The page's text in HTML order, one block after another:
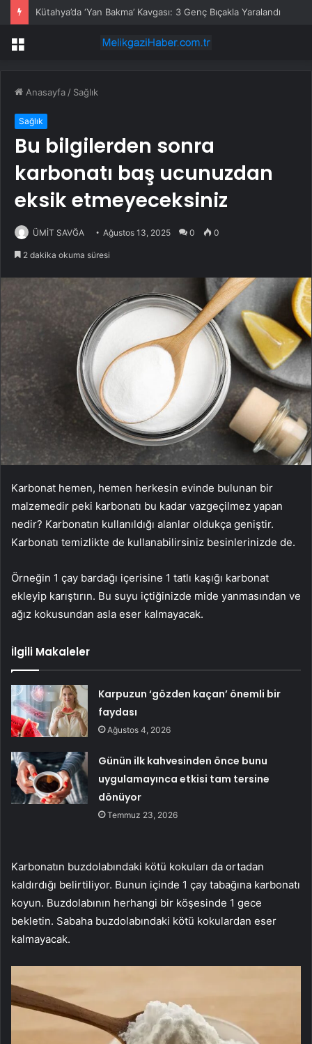
Kütahya’da ‘Yan Bakma’ Kavgası: 3 Genç Bıçakla Yaralandı
Menü
Anasayfa / Sağlık
Sağlık
Bu bilgilerden sonra
karbonatı baş ucunuzdan
eksik etmeyeceksiniz
ÜMİT SAVĞA Ağustos 13, 2025 0 0
2 dakika okuma süresi
Karbonat hemen, hemen herkesin evinde bulunan bir
malzemedir peki karbonatı bu kadar vazgeçilmez yapan
nedir? Karbonatın kullanıldığı alanlar oldukça geniştir.
Karbonatı temizlikte de kullanabilirsiniz besinlerinizde de.
Örneğin 1 çay bardağı içerisine 1 tatlı kaşığı karbonat
ekleyip karıştırın. Bu suyu içtiğinizde mide yanmasından ve
ağız kokusundan asla eser kalmayacak.
İlgili Makaleler
Karpuzun ‘gözden kaçan’ önemli bir
faydası
Ağustos 4, 2026
Günün ilk kahvesinden önce bunu
uygulamayınca etkisi tam tersine
dönüyor
Temmuz 23, 2026
Karbonatın buzdolabındaki kötü kokuları da ortadan
kaldırdığı belirtiliyor. Bunun içinde 1 çay tabağına karbonatı
koyun. Buzdolabının herhangi bir köşesinde 1 gece
bekletin. Sabaha buzdolabındaki kötü kokulardan eser
kalmayacak.